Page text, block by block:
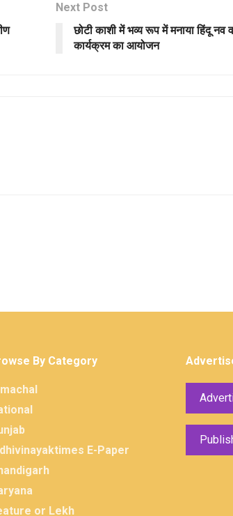
Next Post
छोटी काशी में भव्य रूप में मनाया हिंदू नव
कार्यक्रम का आयोजन
By Category
E-Paper
or Lekh